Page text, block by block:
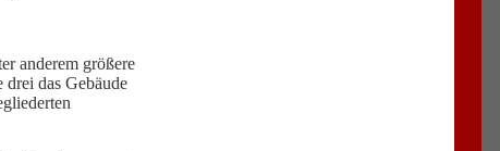
anderem größere
das Gebäude